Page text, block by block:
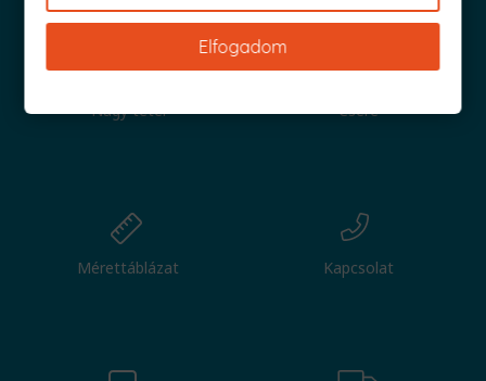
Nagy tétel Csere
Mérettáblázat Kapcsolat
Elfogadom